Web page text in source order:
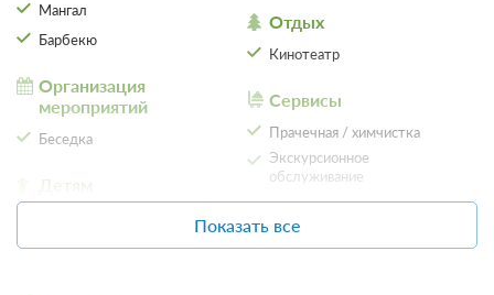
0 фото
2-мест.(разм. в 4-мест.) станд. Подробнее
Мангал
Барбекю
Организация
мероприятий
Беседка
Детям
Детское меню
Отдых
Кинотеатр
Сервисы
Прачечная / химчистка
Экскурсионное
обслуживание
Местоположение
Вид на море
Показать все